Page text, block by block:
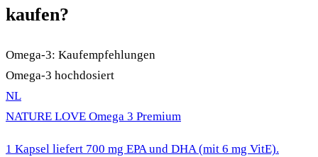
kaufen?
Omega-3: Kaufempfehlungen
Omega-3 hochdosiert
NL
NATURE LOVE Omega 3 Premium
1 Kapsel liefert 700 mg EPA und DHA (mit 6 mg VitE).